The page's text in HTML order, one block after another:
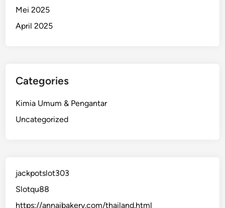
Mei 2025
April 2025
Categories
Kimia Umum & Pengantar
Uncategorized
jackpotslot303
Slotqu88
https://annaibakery.com/thailand.html